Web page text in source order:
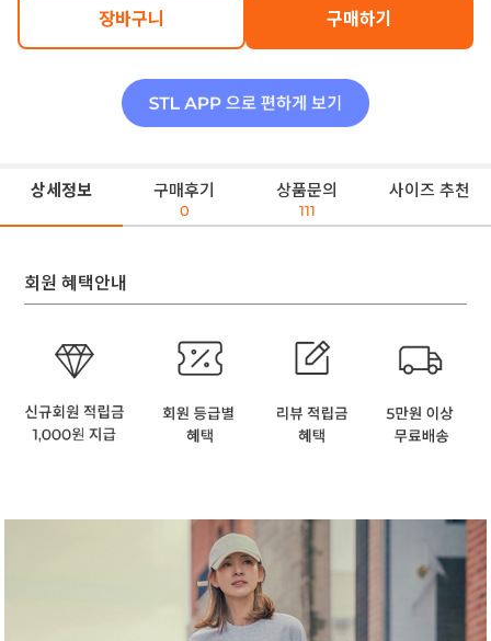
장바구니 구매하기
상세정보 구매후기
0
상품문의
111
사이즈 추천
회원 혜택안내